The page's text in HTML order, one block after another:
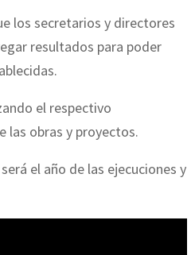
los secretarios y directores
resultados para poder
el respectivo
las obras y proyectos.
el año de las ejecuciones y